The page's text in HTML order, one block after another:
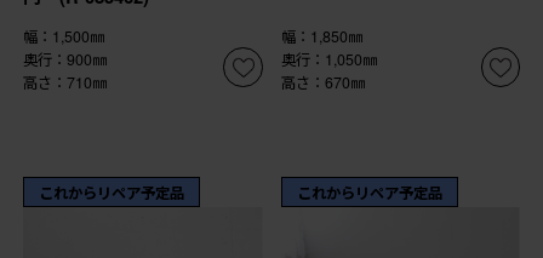
幅：1,500㎜
奥行：900㎜
高さ：710㎜
幅：1,850㎜
奥行：1,050㎜
高さ：670㎜
これからリペア予定品 これからリペア予定品